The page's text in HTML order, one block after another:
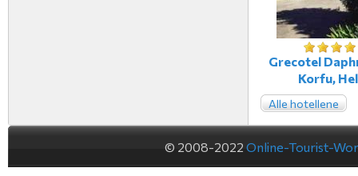
Grecotel
Korfu,
Alle hotellene
© 2008-2022 Online-Tourist-